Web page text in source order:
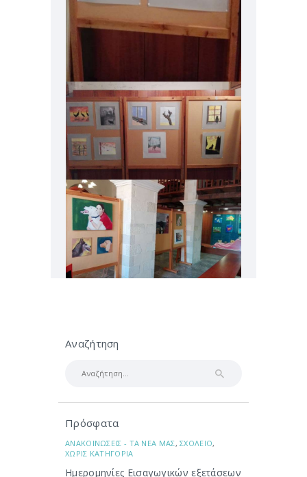
Αναζήτηση
Πρόσφατα
ΑΝΑΚΟΙΝΩΣΕΙΣ - ΤΑ ΝΕΑ ΜΑΣ,ΣΧΟΛΕΙΟ,
ΧΩΡΙΣ ΚΑΤΗΓΟΡΙΑ
Ημερομηνίες Εισαγωγικών εξετάσεων